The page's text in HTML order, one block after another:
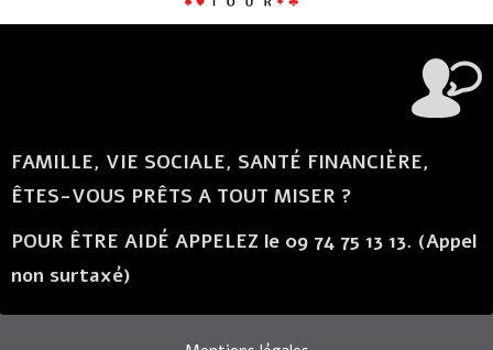
FAMILLE, VIE SOCIALE, SANTÉ FINANCIÈRE,
ÊTES-VOUS PRÊTS A TOUT MISER ?
POUR ÊTRE AIDÉ APPELEZ le 09 74 75 13 13. (Appel
non surtaxé)